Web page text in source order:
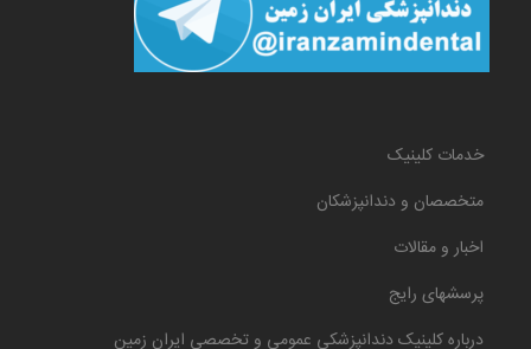
خدمات کلینیک
متخصصان و دندانپزشکان
اخبار و مقالات
پرسشهای رایج
درباره کلینیک دندانپزشکی عمومی و تخصصی ایران زمین